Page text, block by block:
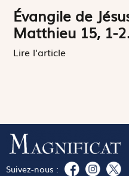
Évangile de
Matthieu 15, 1-
Lire l'article
Suivez-nous :